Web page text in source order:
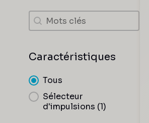
Recherche
Recherche
Caractéristiques
Caractéristiques
Tous
Sélecteur
d'impulsions (1)